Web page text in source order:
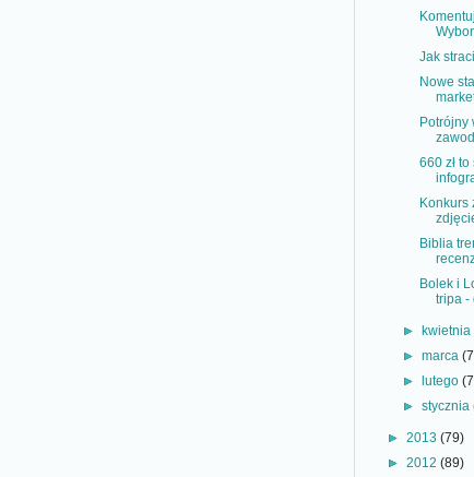
Jak
Nowe
Potrójny
660 zł
Konkurs
Biblia
Bolek i
tripa -
►kwietnia
►marca
►lutego
►stycznia
► 2013 (79)
► 2012 (89)